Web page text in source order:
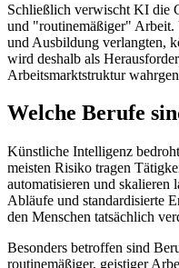
Schließlich verwischt KI die
und "routinemäßiger"
und Ausbildung verlangten,
wird deshalb als
Arbeitsmarktstruktur
Welche Berufe
Künstliche Intelligenz
meisten Risiko tragen
automatisieren und skalieren
Abläufe und standardisierte
den Menschen tatsächlich
Besonders betroffen sind
routinemäßiger, geistiger